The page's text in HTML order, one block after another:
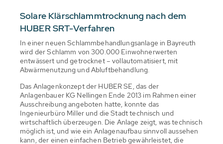
Solare Klärschlammtrocknung nach dem
HUBER SRT-Verfahren
In einer neuen Schlammbehandlungsanlage in Bayreuth
wird der Schlamm von 300.000 Einwohnerwerten
entwässert und getrocknet – vollautomatisiert, mit
Abwärmenutzung und Abluftbehandlung.
Das Anlagenkonzept der HUBER SE, das der
Anlagenbauer KG Nellingen Ende 2013 im Rahmen einer
Ausschreibung angeboten hatte, konnte das
Ingenieurbüro Miller und die Stadt technisch und
wirtschaftlich überzeugen. Die Anlage zeigt, was technisch
möglich ist, und wie ein Anlagenaufbau sinnvoll aussehen
kann, der einen einfachen Betrieb gewährleistet, die